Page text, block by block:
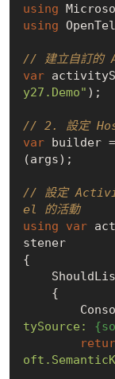
using
using
// 建立自訂的
var
y27.Demo" );
// 2. 設定
var builder =
(args);
// 設定
el 的活動
using
var
stener
{
tySource: